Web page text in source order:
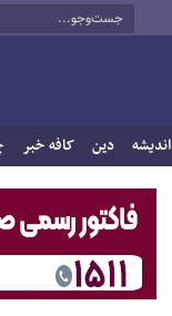
اندیشه دین کافه خبر